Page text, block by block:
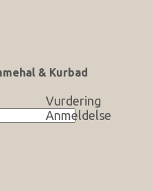
& Kurbad
Vurdering
Anmeldelse